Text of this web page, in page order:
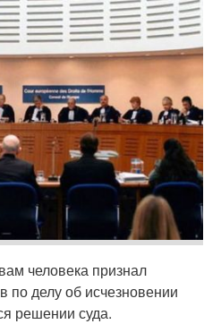
человека признал
по делу об исчезновении
решении суда.